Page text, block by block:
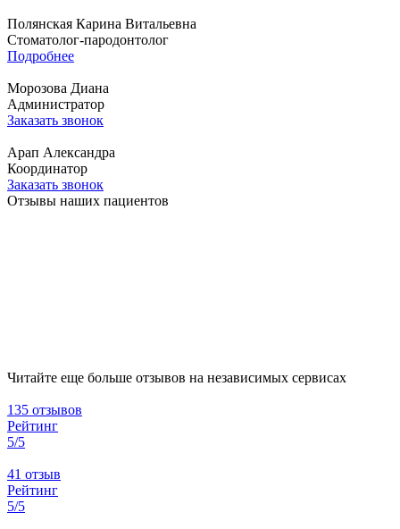
Полянская Карина Витальевна
Стоматолог-пародонтолог
Подробнее
Морозова Диана
Администратор
Заказать звонок
Арап Александра
Координатор
Заказать звонок
Отзывы наших пациентов
Читайте еще больше отзывов на независимых сервисах
135 отзывов
Рейтинг
5/5
41 отзыв
Рейтинг
5/5